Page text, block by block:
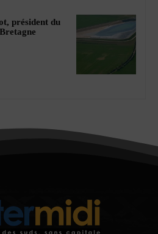
président du